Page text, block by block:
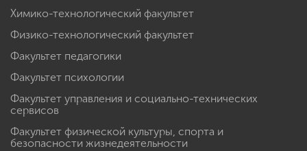
Химико-технологический факультет
Физико-технологический факультет
Факультет педагогики
Факультет психологии
Факультет управления и социально-технических
сервисов
Факультет физической культуры, спорта и
безопасности жизнедеятельности